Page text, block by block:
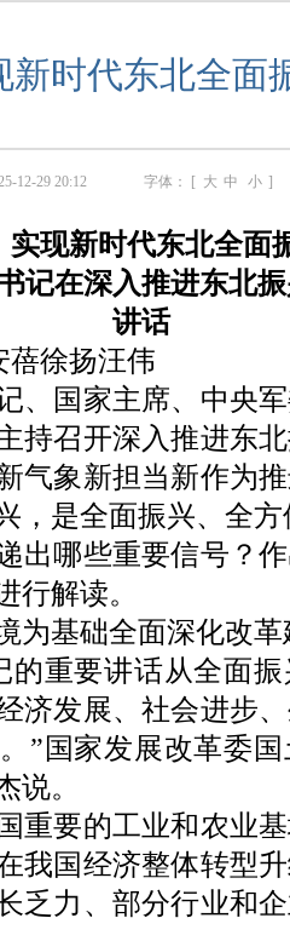
新时代东北全面
12-29 20:12 字体： [ 大 中 小 ]
新时代东北全面
在深入推进东北振
讲话
徐扬汪伟
国家主席、中央军
持召开深入推进东
气象新担当新作为
，是全面振兴、全
哪些重要信号？作
行解读。
基础全面深化改革
重要讲话从全面振
济发展、社会进步
”国家发展改革委
说。
要的工业和农业基
我国经济整体转型
乏力、部分行业和